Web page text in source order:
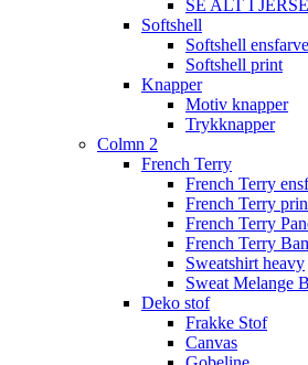
SE ALT I
Softshell
Softshell
Softshell print
Knapper
Motiv knapper
Trykknapper
Colmn 2
French Terry
French Terry
French Terry
French Terry
French Terry
Sweatshirt heavy
Sweat Melange
Deko stof
Frakke Stof
Canvas